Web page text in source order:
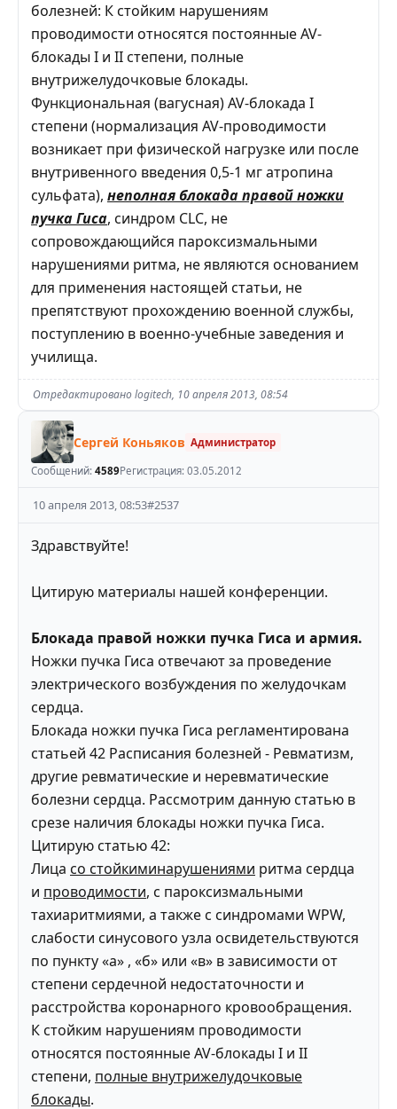
болезней: К стойким нарушениям
проводимости относятся постоянные AV-
блокады I и II степени, полные
внутрижелудочковые блокады.
Функциональная (вагусная) AV-блокада I
степени (нормализация AV-проводимости
возникает при физической нагрузке или после
внутривенного введения 0,5-1 мг атропина
сульфата), неполная блокада правой ножки
пучка Гиса, синдром CLC, не
сопровождающийся пароксизмальными
нарушениями ритма, не являются основанием
для применения настоящей статьи, не
препятствуют прохождению военной службы,
поступлению в военно-учебные заведения и
училища.
Отредактировано logitech, 10 апреля 2013, 08:54
Сергей Коньяков Администратор
Сообщений: 4589Регистрация: 03.05.2012
10 апреля 2013, 08:53#2537
Здравствуйте!
Цитирую материалы нашей конференции.
Блокада правой ножки пучка Гиса и армия.
Ножки пучка Гиса отвечают за проведение
электрического возбуждения по желудочкам
сердца.
Блокада ножки пучка Гиса регламентирована
статьей 42 Расписания болезней - Ревматизм,
другие ревматические и неревматические
болезни сердца. Рассмотрим данную статью в
срезе наличия блокады ножки пучка Гиса.
Цитирую статью 42:
Лица со стойкиминарушениями ритма сердца
и проводимости, с пароксизмальными
тахиаритмиями, а также с синдромами WPW,
слабости синусового узла освидетельствуются
по пункту «а» , «б» или «в» в зависимости от
степени сердечной недостаточности и
расстройства коронарного кровообращения.
К стойким нарушениям проводимости
относятся постоянные AV-блокады I и II
степени, полные внутрижелудочковые
блокады.